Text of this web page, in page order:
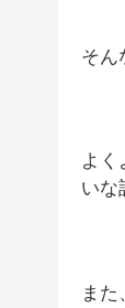
そん
よく
いな
ま